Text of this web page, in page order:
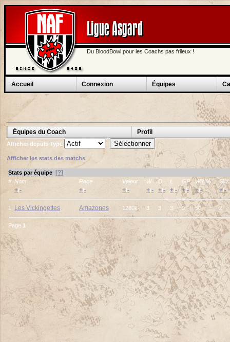
Ligue Asgard
Du BloodBowl pour les Coachs pas frileux !
Accueil Connexion Équipes
Équipes du Coach Profil
Afficher depuis Type
Afficher les stats des matchs
Stats par équipe [?]
# Nom Race Valeur W D L GP WIN% SW
+/- +/- +/- +/- +/- +/- +/- +/- +/-
1 Les Vickingettes Amazones 1280k 3 3 3 9 50 2
Page 1